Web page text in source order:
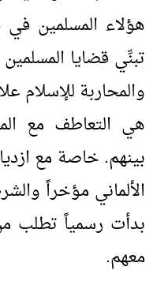
هؤلاء المسلمين
تبنِّي قضايا
والمحاربة للإسلام
هي التعاطف مع
بينهم. خاصة مع
الألماني مؤخراً
بدأت رسمياً تطلب
معهم.